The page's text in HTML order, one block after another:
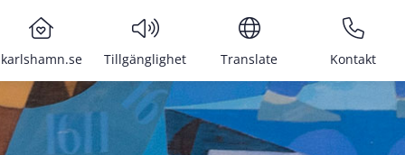
karlshamn.se Tillgänglighet Translate Kontakt